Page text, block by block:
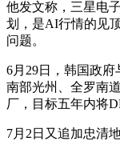
他发文称，三星电
划，是AI行情的见
问题。
6月29日，韩国政
南部光州、全罗南
厂，目标五年内将
7月2日又追加忠清